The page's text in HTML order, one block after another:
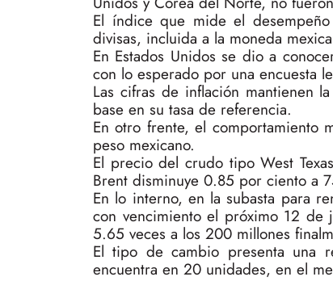
El índice que mide el
divisas, incluida a la moneda
En Estados Unidos se dio a
con lo esperado por una encuesta
Las cifras de inflación mantienen
base en su tasa de referencia.
En otro frente, el comportamiento
peso mexicano.
El precio del crudo tipo West
Brent disminuye 0.85 por ciento a
En lo interno, en la subasta para
con vencimiento el próximo 12
5.65 veces a los 200 millones
El tipo de cambio presenta una
encuentra en 20 unidades, en el